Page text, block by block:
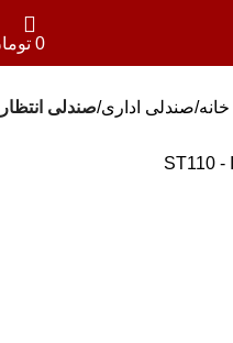
0
خانه صندلی اداری صندلی انتظار